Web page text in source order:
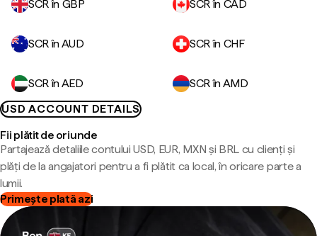
SCR în GBP SCR în CAD
SCR în AUD SCR în CHF
SCR în AED
SCR în AMD
USD ACCOUNT DETAILS
Fii plătit de oriunde
Partajează detaliile contului USD, EUR, MXN și BRL cu clienți și
plăți de la angajatori pentru a fi plătit ca local, în oricare parte a
lumii.
Primește plată azi